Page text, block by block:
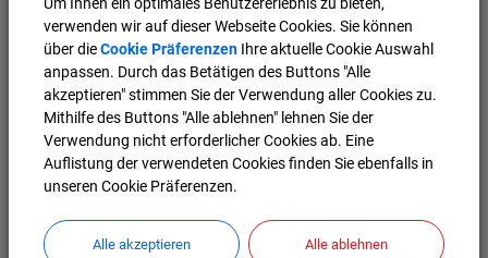
Cookie Einstellungen.
Cookies Anpassen
verwenden wir auf dieser Webseite Cookies. Sie können
über dieCookie Präferenzen Ihre aktuelle Cookie Auswahl
anpassen. Durch das Betätigen des Buttons "Alle
akzeptieren" stimmen Sie der Verwendung aller Cookies zu.
Mithilfe des Buttons "Alle ablehnen" lehnen Sie der
Verwendung nicht erforderlicher Cookies ab. Eine
Auflistung der verwendeten Cookies finden Sie ebenfalls in
unseren Cookie Präferenzen.
Alle akzeptieren Alle ablehnen